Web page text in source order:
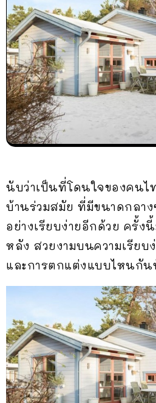
นับว่าเป็นที่โดนใจของคน
บ้านร่วมสมัย ที่มีขนาดกลา
อย่างเรียบง่ายอีกด้วย ครั้
หลัง สวยงามบนความเรียบ
และการตกแต่งแบบไหนกั